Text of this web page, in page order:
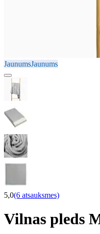
JaunumsJaunums
5,0(6 atsauksmes)
Vilnas pleds